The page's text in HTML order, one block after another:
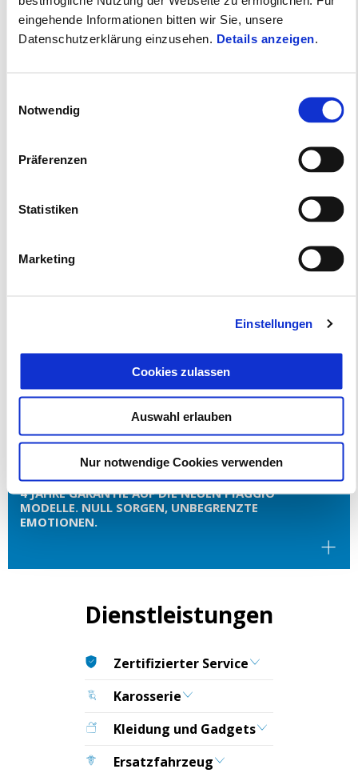
eingehende Informationen bitten wir Sie, unsere
Datenschutzerklärung einzusehen. Details anzeigen
Notwendig
Präferenzen
Statistiken
Marketing
Einstellungen
Cookies zulassen
Auswahl erlauben
Nur notwendige Cookies verwenden
PIAGGIO BEVERLY: Kostenloses Top Case sichern
oder ab 1,99% finanzieren
4 JAHRE GARANTIE AUF DIE NEUEN PIAGGIO
MODELLE. NULL SORGEN, UNBEGRENZTE
EMOTIONEN.
Dienstleistungen
Zertifizierter Service
Karosserie
Kleidung und Gadgets
Ersatzfahrzeug